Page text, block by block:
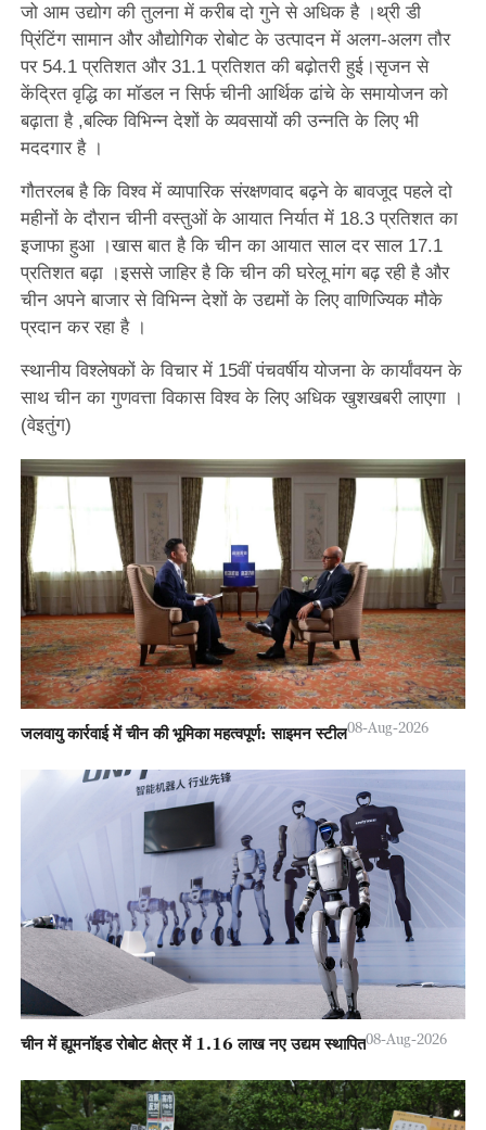
जो आम उद्योग की तुलना में करीब दो गुने से अधिक है ।थ्री डी
प्रिंटिंग सामान और औद्योगिक रोबोट के उत्पादन में अलग-अलग तौर
पर 54.1 प्रतिशत और 31.1 प्रतिशत की बढ़ोतरी हुई।सृजन से
केंद्रित वृद्धि का मॉडल न सिर्फ चीनी आर्थिक ढांचे के समायोजन को
बढ़ाता है ,बल्कि विभिन्न देशों के व्यवसायों की उन्नति के लिए भी
मददगार है ।
गौतरलब है कि विश्व में व्यापारिक संरक्षणवाद बढ़ने के बावजूद पहले दो
महीनों के दौरान चीनी वस्तुओं के आयात निर्यात में 18.3 प्रतिशत का
इजाफा हुआ ।खास बात है कि चीन का आयात साल दर साल 17.1
प्रतिशत बढ़ा ।इससे जाहिर है कि चीन की घरेलू मांग बढ़ रही है और
चीन अपने बाजार से विभिन्न देशों के उद्यमों के लिए वाणिज्यिक मौके
प्रदान कर रहा है ।
स्थानीय विश्लेषकों के विचार में 15वीं पंचवर्षीय योजना के कार्यांवयन के
साथ चीन का गुणवत्ता विकास विश्व के लिए अधिक खुशखबरी लाएगा ।
(वेइतुंग)
जलवायु कार्रवाई में चीन की भूमिका महत्वपूर्ण: साइमन स्टील08-Aug-2026
चीन में ह्यूमनॉइड रोबोट क्षेत्र में 1.16 लाख नए उद्यम स्थापित08-Aug-2026